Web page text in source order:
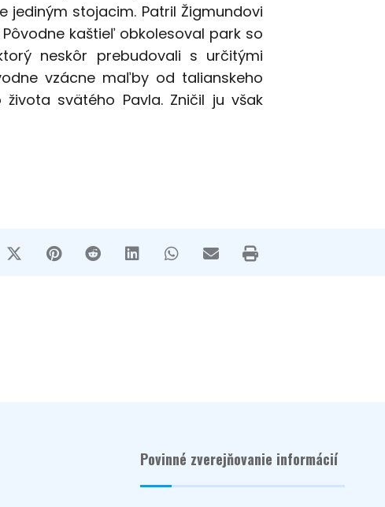
jediným stojacim. Patril Žigmundovi
kaštieľ obkolesoval park so
neskôr prebudovali s určitými
vzácne maľby od talianskeho
svätého Pavla. Zničil ju však
Povinné zverejňovanie informácií